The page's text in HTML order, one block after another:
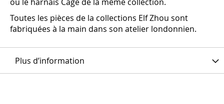
Toutes les pièces de la collections Elf Zhou sont
fabriquées à la main dans son atelier londonnien.
Plus d’information